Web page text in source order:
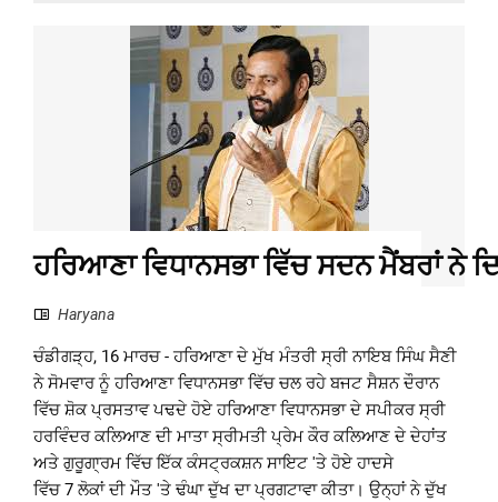
ਹਰਿਆਣਾ ਵਿਧਾਨਸਭਾ ਵਿੱਚ ਸਦਨ ਮੈਂਬਰਾਂ ਨੇ
Haryana
ਚੰਡੀਗੜ੍ਹ, 16 ਮਾਰਚ - ਹਰਿਆਣਾ ਦੇ ਮੁੱਖ ਮੰਤਰੀ ਸ੍ਰੀ ਨਾਇਬ ਸਿੰਘ ਸੈਣੀ
ਨੇ ਸੋਮਵਾਰ ਨੂੰ ਹਰਿਆਣਾ ਵਿਧਾਨਸਭਾ ਵਿੱਚ ਚਲ ਰਹੇ ਬਜਟ ਸੈਸ਼ਨ ਦੌਰਾਨ
ਵਿੱਚ ਸ਼ੋਕ ਪ੍ਰਸਤਾਵ ਪਢਦੇ ਹੋਏ ਹਰਿਆਣਾ ਵਿਧਾਨਸਭਾ ਦੇ ਸਪੀਕਰ ਸ੍ਰੀ
ਹਰਵਿੰਦਰ ਕਲਿਆਣ ਦੀ ਮਾਤਾ ਸ੍ਰੀਮਤੀ ਪ੍ਰੇਮ ਕੌਰ ਕਲਿਆਣ ਦੇ ਦੇਹਾਂਤ
ਅਤੇ ਗੁਰੂਗਾ੍ਰਮ ਵਿੱਚ ਇੱਕ ਕੰਸਟ੍ਰਕਸ਼ਨ ਸਾਇਟ 'ਤੇ ਹੋਏ ਹਾਦਸੇ
ਵਿੱਚ 7 ਲੋਕਾਂ ਦੀ ਮੌਤ 'ਤੇ ਢੰਘਾ ਦੁੱਖ ਦਾ ਪ੍ਰਗਟਾਵਾ ਕੀਤਾ। ਉਨ੍ਹਾਂ ਨੇ ਦੁੱਖ